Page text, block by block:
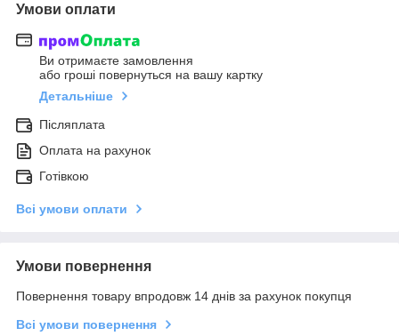
Умови оплати
Ви отримаєте замовлення
або гроші повернуться на вашу картку
Детальніше
Післяплата
Оплата на рахунок
Готівкою
Всі умови оплати
Умови повернення
Повернення товару впродовж 14 днів за рахунок покупця
Всі умови повернення